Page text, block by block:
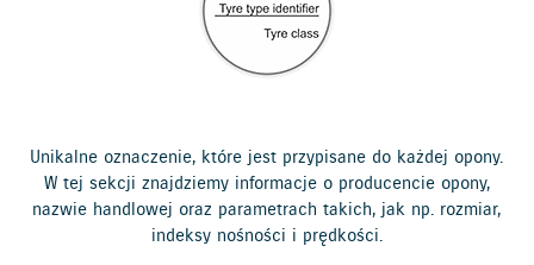
Unikalne oznaczenie, które jest przypisane do każdej opony.
W tej sekcji znajdziemy informacje o producencie opony,
nazwie handlowej oraz parametrach takich, jak np. rozmiar,
indeksy nośności i prędkości.